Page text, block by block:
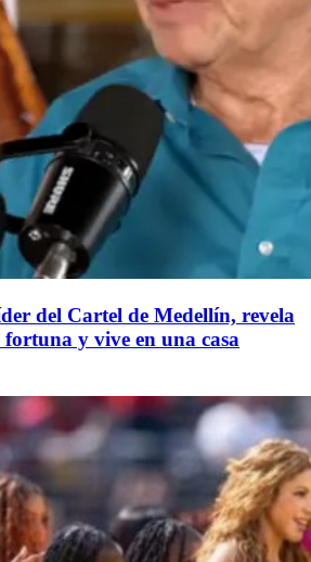
del Cartel de Medellín, revela
y vive en una casa